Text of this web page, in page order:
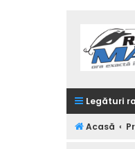
Legături
Acasă